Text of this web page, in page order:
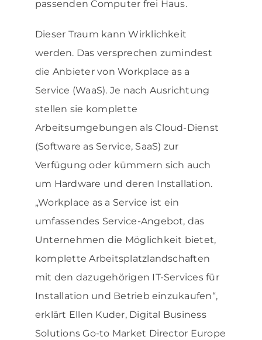
passenden Computer frei Haus.
Dieser Traum kann Wirklichkeit
werden. Das versprechen zumindest
die Anbieter von Workplace as a
Service (WaaS). Je nach Ausrichtung
stellen sie komplette
Arbeitsumgebungen als Cloud-Dienst
(Software as Service, SaaS) zur
Verfügung oder kümmern sich auch
um Hardware und deren In­stallation.
„Workplace as a Service ist ein
umfassendes Service-Angebot, das
Unternehmen die Möglichkeit bietet,
komplette Arbeitsplatzlandschaften
mit den dazugehörigen IT-Services für
Installation und Betrieb einzukaufen“,
erklärt Ellen Kuder, Digital Business
Solutions Go-to Market Director Europe